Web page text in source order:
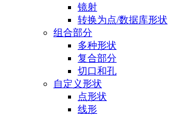
镜射
转换为点/数据库形状
组合部分
多种形状
复合部分
切口和孔
自定义形状
点形状
线形